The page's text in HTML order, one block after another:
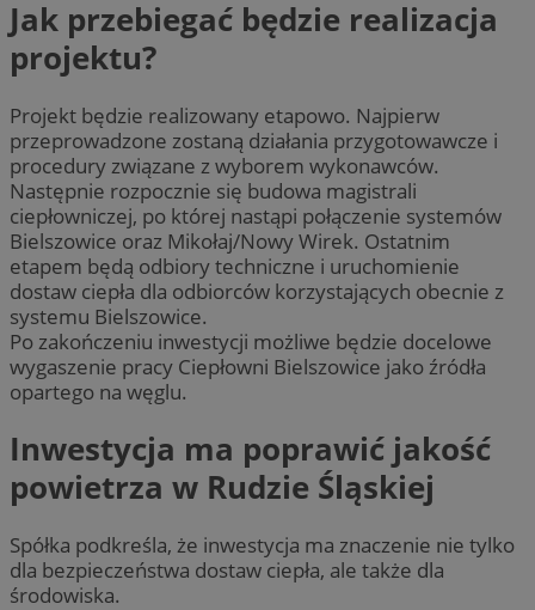
Jak przebiegać będzie realizacja
projektu?
Projekt będzie realizowany etapowo. Najpierw
przeprowadzone zostaną działania przygotowawcze i
procedury związane z wyborem wykonawców.
Następnie rozpocznie się budowa magistrali
ciepłowniczej, po której nastąpi połączenie systemów
Bielszowice oraz Mikołaj/Nowy Wirek. Ostatnim
etapem będą odbiory techniczne i uruchomienie
dostaw ciepła dla odbiorców korzystających obecnie z
systemu Bielszowice.
Po zakończeniu inwestycji możliwe będzie docelowe
wygaszenie pracy Ciepłowni Bielszowice jako źródła
opartego na węglu.
Inwestycja ma poprawić jakość
powietrza w Rudzie Śląskiej
Spółka podkreśla, że inwestycja ma znaczenie nie tylko
dla bezpieczeństwa dostaw ciepła, ale także dla
środowiska.